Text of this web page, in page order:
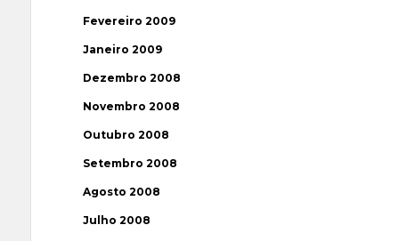
Fevereiro 2009
Janeiro 2009
Dezembro 2008
Novembro 2008
Outubro 2008
Setembro 2008
Agosto 2008
Julho 2008